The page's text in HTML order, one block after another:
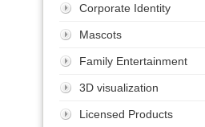
Corporate Identity
Mascots
Family Entertainment
3D visualization
Licensed Products